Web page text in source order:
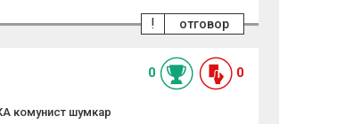
отговор
!
0 0
комунист шумкар